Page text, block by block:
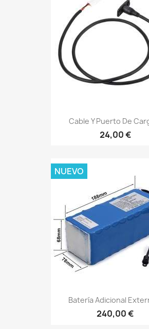
Cable Y Puerto De
24,00 €
Batería Adicional
240,00 €
NUEVO